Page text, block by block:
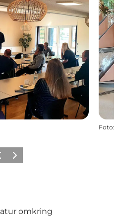
Foto:
Næste
omkring